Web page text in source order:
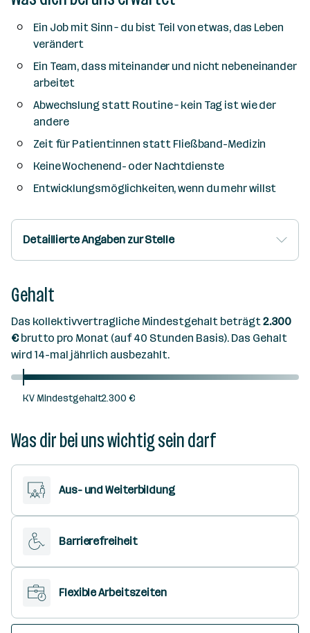
Ein Job mit Sinn – du bist Teil von etwas, das Leben
verändert
Ein Team, dass miteinander und nicht nebeneinander
arbeitet
Abwechslung statt Routine – kein Tag ist wie der
andere
Zeit für Patient:innen statt Fließband-Medizin
Keine Wochenend- oder Nachtdienste
Entwicklungsmöglichkeiten, wenn du mehr willst
Detaillierte Angaben zur Stelle
Gehalt
Das kollektivvertragliche Mindestgehalt beträgt2.300
€brutto pro Monat (auf 40 Stunden Basis). Das Gehalt
wird 14-mal jährlich ausbezahlt.
KV Mindestgehalt2.300 €
Was dir bei uns wichtig sein darf
Aus- und Weiterbildung
Barrierefreiheit
Flexible Arbeitszeiten